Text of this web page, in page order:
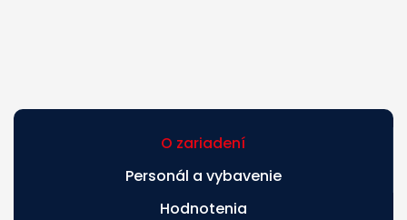
O zariadení
Personál a vybavenie
Hodnotenia